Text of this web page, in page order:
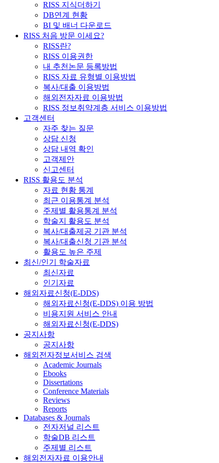
RISS 지식더하기
DB연계 현황
BI 및 배너 다운로드
RISS 처음 방문 이세요?
RISS란?
RISS 이용권한
내 추천논문 등록방법
RISS 자료 유형별 이용방법
복사/대출 이용방법
해외전자자료 이용방법
RISS 정보취약계층 서비스 이용방법
고객센터
자주 찾는 질문
상담 신청
상담 내역 확인
고객제안
신고센터
RISS 활용도 분석
자료 현황 통계
최근 이용통계 분석
주제별 활용통계 분석
학술지 활용도 분석
복사/대출제공 기관 분석
복사/대출신청 기관 분석
활용도 높은 주제
최신/인기 학술자료
최신자료
인기자료
해외자료신청(E-DDS)
해외자료신청(E-DDS) 이용 방법
비용지원 서비스 안내
해외자료신청(E-DDS)
공지사항
공지사항
해외전자정보서비스 검색
Academic Journals
Ebooks
Dissertations
Conference Materials
Reviews
Reports
Databases & Journals
전자저널 리스트
학술DB 리스트
주제별 리스트
해외전자자료 이용안내